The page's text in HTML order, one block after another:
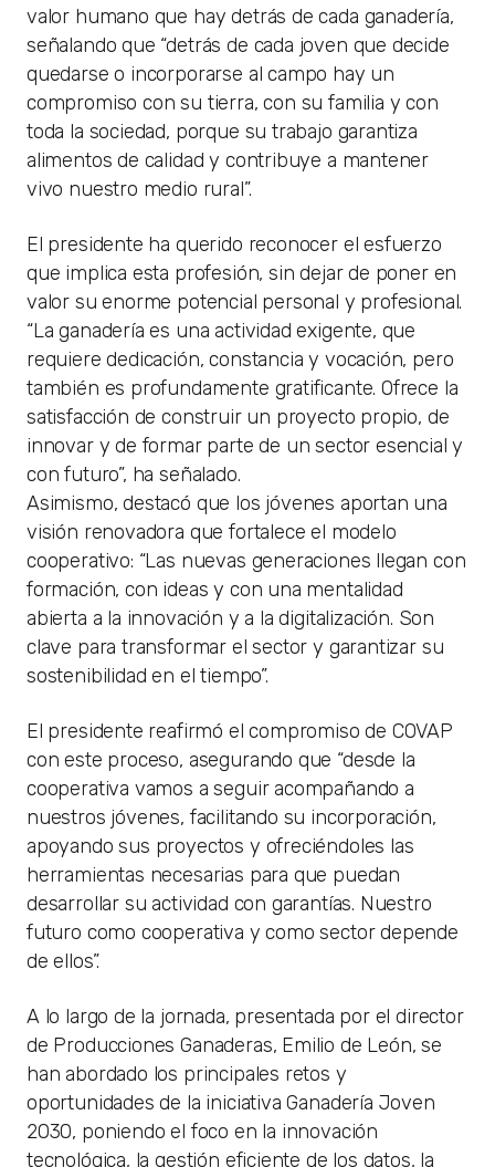
valor humano que hay detrás de cada ganadería,
señalando que “detrás de cada joven que decide
quedarse o incorporarse al campo hay un
compromiso con su tierra, con su familia y con
toda la sociedad, porque su trabajo garantiza
alimentos de calidad y contribuye a mantener
vivo nuestro medio rural”.
El presidente ha querido reconocer el esfuerzo
que implica esta profesión, sin dejar de poner en
valor su enorme potencial personal y profesional.
“La ganadería es una actividad exigente, que
requiere dedicación, constancia y vocación, pero
también es profundamente gratificante. Ofrece la
satisfacción de construir un proyecto propio, de
innovar y de formar parte de un sector esencial y
con futuro”, ha señalado.
Asimismo, destacó que los jóvenes aportan una
visión renovadora que fortalece el modelo
cooperativo: “Las nuevas generaciones llegan con
formación, con ideas y con una mentalidad
abierta a la innovación y a la digitalización. Son
clave para transformar el sector y garantizar su
sostenibilidad en el tiempo”.
El presidente reafirmó el compromiso de COVAP
con este proceso, asegurando que “desde la
cooperativa vamos a seguir acompañando a
nuestros jóvenes, facilitando su incorporación,
apoyando sus proyectos y ofreciéndoles las
herramientas necesarias para que puedan
desarrollar su actividad con garantías. Nuestro
futuro como cooperativa y como sector depende
de ellos”.
A lo largo de la jornada, presentada por el director
de Producciones Ganaderas, Emilio de León, se
han abordado los principales retos y
oportunidades de la iniciativa Ganadería Joven
2030, poniendo el foco en la innovación
tecnológica, la gestión eficiente de los datos, la